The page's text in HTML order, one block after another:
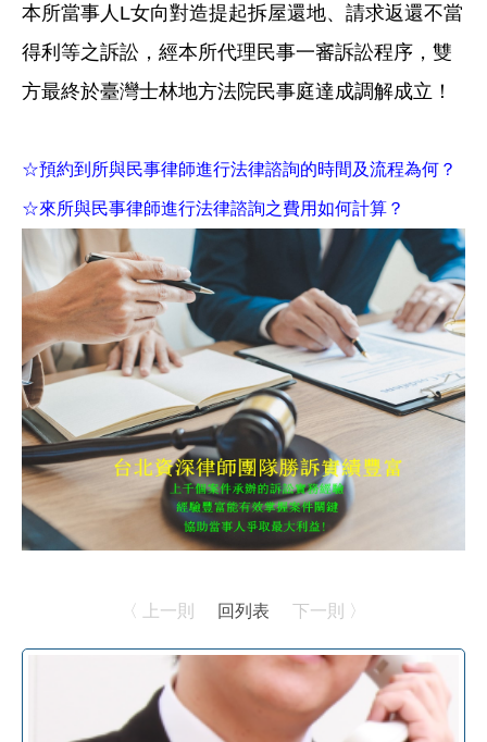
本所當事人L女向對造提起拆屋還地、請求返還不當
得利等之訴訟，經本所代理民事一審訴訟程序，雙
方最終於臺灣士林地方法院民事庭達成調解成立！
☆預約到所與民事律師進行法律諮詢的時間及流程為何？
☆來所與民事律師進行法律諮詢之費用如何計算？
〈 上一則 回列表 下一則 〉